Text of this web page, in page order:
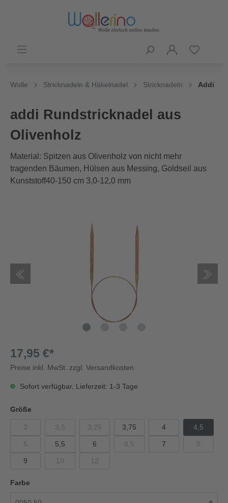
Wolle Stricknadeln & Häkelnadel Stricknadeln Addi
addi Rundstricknadel aus
Olivenholz
Material: Spitzen aus Olivenholz von nicht mehr
tragenden Bäumen, Hülsen aus Messing, Goldseil aus
Kunststoff40-150 cm 3,0-12,0 mm
17,95 €*
Preise inkl. MwSt. zzgl. Versandkosten
Sofort verfügbar, Lieferzeit: 1-3 Tage
Größe
3 3,5 3,25 3,75 4 4,5
5 5,5 6 6,5 7 8
9 10 12
Farbe